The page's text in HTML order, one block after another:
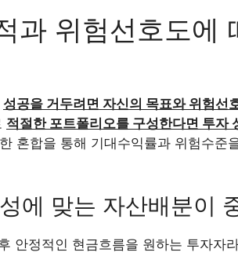
과 위험선호도에
성공을 거두려면 자신의 목표와 위험선
적절한 포트폴리오를 구성한다면 투자
혼합을 통해 기대수익률과 위험수준
에 맞는 자산배분이
안정적인 현금흐름을 원하는 투자자